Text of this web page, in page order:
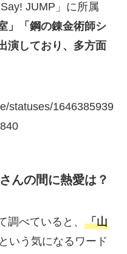
JUMP」に所属
」「鋼の錬金術師シ
演しており、多方面
statuses/1646385939
んの間に熱愛は？
調べていると、 「山
いう気になるワード